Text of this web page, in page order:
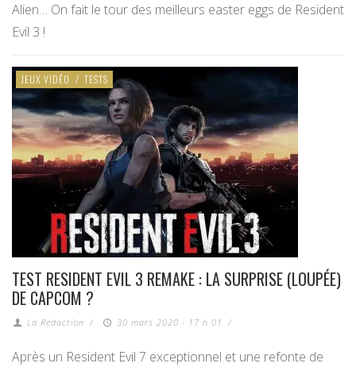
Alien… On fait le tour des meilleurs easter eggs de Resident
Evil 3 !
JEUX VIDÉO / TESTS
TEST RESIDENT EVIL 3 REMAKE : LA SURPRISE (LOUPÉE)
DE CAPCOM ?
La Redaction / 30 mars 2020 - 17 h 01 /
Après un Resident Evil 7 exceptionnel et une refonte de